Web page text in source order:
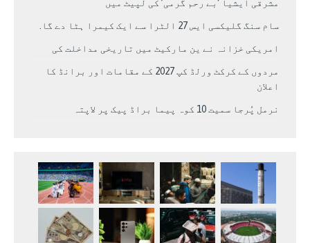
مشرقی ایشیا ‘بے رحم گرمی’ کی لپیٹ میں
سام سنگ گلیکسی ایس 27 الٹرا سے ایک کیمرا ہٹا دے گا.
امریکی خزانہ نے ین مارکیٹ میں تاریخی مداخلت کی
مردوں کے کرکٹ ورلڈ کپ 2027 کے مقامات اور برانڈ کا
اعلان
نرمل پُرجا سمیت 10 کوہ پیما براڈ پیک پر لاپتہ